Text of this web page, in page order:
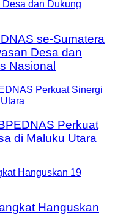
se-Sumatera
Desa dan
Nasional
Perkuat
di Maluku Utara
Hanguskan